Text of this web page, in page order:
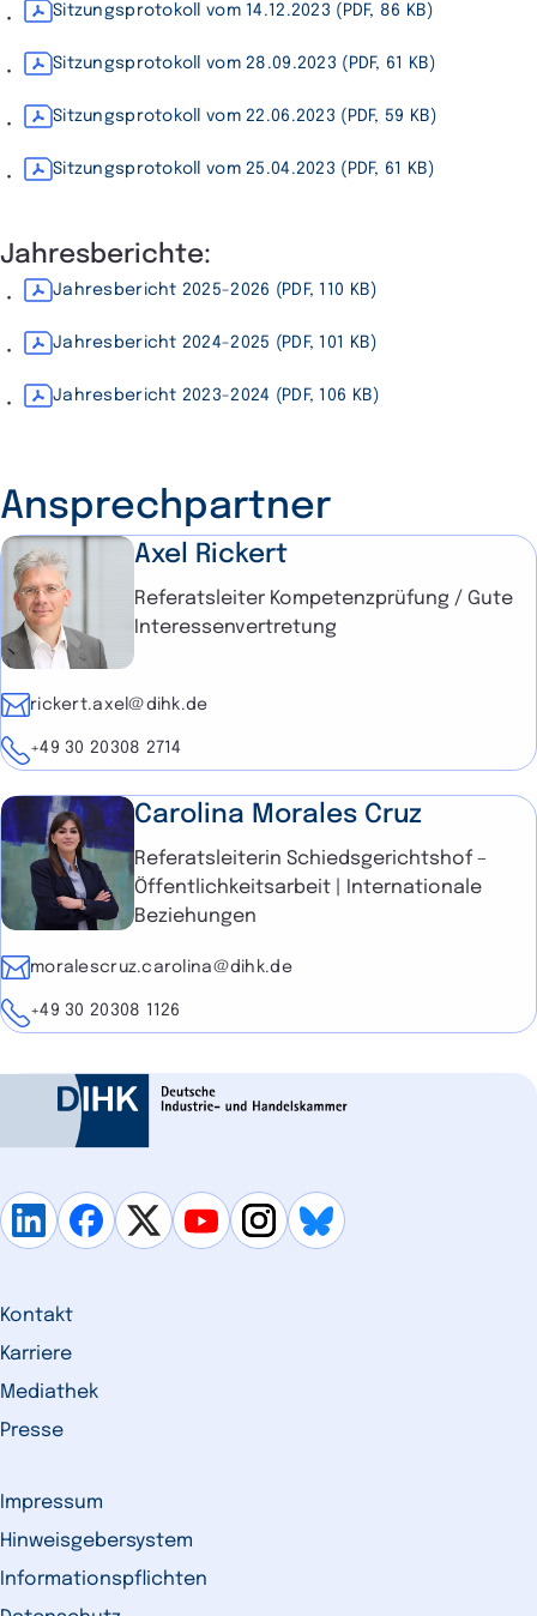
Sitzungsprotokoll vom 14.12.2023 (PDF, 86 KB)
Sitzungsprotokoll vom 28.09.2023 (PDF, 61 KB)
Sitzungsprotokoll vom 22.06.2023 (PDF, 59 KB)
Sitzungsprotokoll vom 25.04.2023 (PDF, 61 KB)
Jahresberichte:
Jahresbericht 2025-2026 (PDF, 110 KB)
Jahresbericht 2024-2025 (PDF, 101 KB)
Jahresbericht 2023-2024 (PDF, 106 KB)
Ansprechpartner
Axel Rickert
Referatsleiter Kompetenzprüfung / Gute
Interessenvertretung
E-Mailrickert.axel@dihk.de
Telefon
+49 30 20308 2714
Carolina Morales Cruz
Referatsleiterin Schiedsgerichtshof –
Öffentlichkeitsarbeit | Internationale
Beziehungen
E-Mailmoralescruz.carolina@dihk.de
Telefon
+49 30 20308 1126
Kontakt
Karriere
Mediathek
Presse
Impressum
Hinweisgebersystem
Informationspflichten